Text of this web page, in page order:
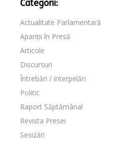
Categorii:
Actualitate Parlamentară
Apariții în Presă
Articole
Discursuri
Întrebări / interpelări
Politic
Raport Săptămânal
Revista Presei
Sesizări